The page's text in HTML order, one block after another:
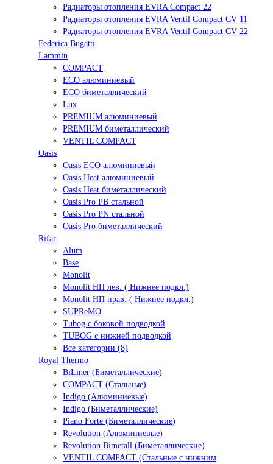
Радиаторы отопления EVRA Compact 22
Радиаторы отопления EVRA Ventil Compact CV 11
Радиаторы отопления EVRA Ventil Compact CV 22
Federica Bugatti
Lammin
COMPACT
ECO алюминиевый
ECO биметаллический
Lux
PREMIUM алюминиевый
PREMIUM биметаллический
VENTIL COMPACT
Oasis
Oasis ECO алюминиевый
Oasis Heat алюминиевый
Oasis Heat биметаллический
Oasis Pro PB стальной
Oasis Pro PN стальной
Oasis Pro биметаллический
Rifar
Alum
Base
Monolit
Monolit НП лев. ( Нижнее подкл.)
Monolit НП прав. ( Нижнее подкл.)
SUPReMO
Tubog с боковой подводкой
TUBOG с нижней подводкой
Все категории (8)
Royal Thermo
BiLiner (Биметаллические)
COMPACT (Стальные)
Indigo (Алюминиевые)
Indigo (Биметаллические)
Piano Forte (Биметаллические)
Revolution (Алюминиевые)
Revolution Bimetall (Биметаллические)
VENTIL COMPACT (Стальные с нижним